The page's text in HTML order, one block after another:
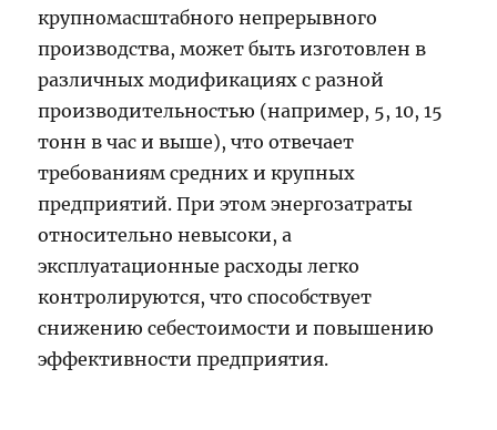
крупномасштабного непрерывного
производства, может быть изготовлен в
различных модификациях с разной
производительностью (например, 5, 10, 15
тонн в час и выше), что отвечает
требованиям средних и крупных
предприятий. При этом энергозатраты
относительно невысоки, а
эксплуатационные расходы легко
контролируются, что способствует
снижению себестоимости и повышению
эффективности предприятия.